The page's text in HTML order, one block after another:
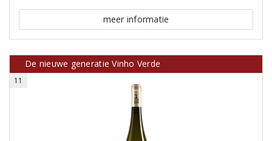
meer informatie
De nieuwe generatie Vinho Verde
11